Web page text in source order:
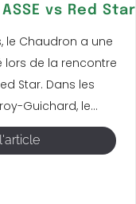
vs Red Star
le Chaudron a une
lors de la rencontre
Star. Dans les
Guichard, le...